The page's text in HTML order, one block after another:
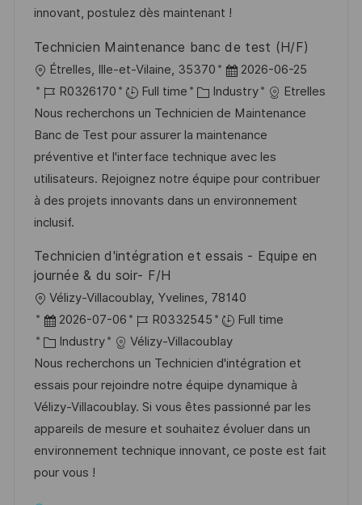
innovant, postulez dès maintenant !
Technicien Maintenance banc de test (H/F)
L
o
c
a
t
i
o
n
Étrelles, Ille-et-Vilaine, 35370
P
o
s
t
e
d
D
e
2026-06-25
J
o
b
I
d
R0326170 Full time
C
a
t
e
g
o
Industry
Etrelles
Nous recherchons un Technicien de Maintenance
Banc de Test pour assurer la maintenance
préventive et l'interface technique avec les
utilisateurs. Rejoignez notre équipe pour contribuer
à des projets innovants dans un environnement
inclusif.
Technicien d'intégration et essais - Equipe en
journée & du soir- F/H
L
o
c
a
t
i
o
n
Vélizy-Villacoublay, Yvelines, 78140
P
o
s
t
e
d
D
a
2026-07-06
J
o
b
I
d
R0332545
Full time
C
a
t
e
g
o
r
Industry
Vélizy-Villacoublay
Nous recherchons un Technicien d'intégration et
essais pour rejoindre notre équipe dynamique à
Vélizy-Villacoublay. Si vous êtes passionné par les
appareils de mesure et souhaitez évoluer dans un
environnement technique innovant, ce poste est fait
pour vous !